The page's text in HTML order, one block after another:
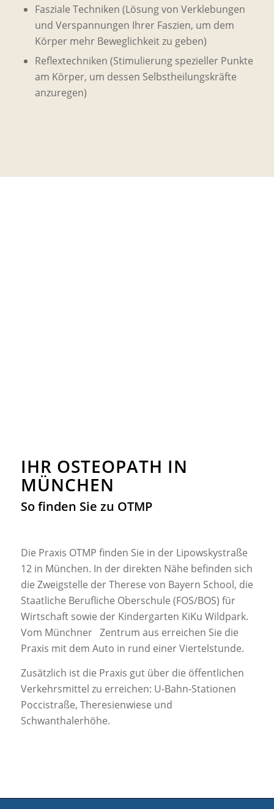
Fasziale Techniken (Lösung von Verklebungen
und Verspannungen Ihrer Faszien, um dem
Körper mehr Beweglichkeit zu geben)
Reflextechniken (Stimulierung spezieller Punkte
am Körper, um dessen Selbstheilungskräfte
anzuregen)
IHR OSTEOPATH IN
MÜNCHEN
So finden Sie zu OTMP
Die Praxis OTMP finden Sie in der Lipowskystraße
12 in München. In der direkten Nähe befinden sich
die Zweigstelle der Therese von Bayern School, die
Staatliche Berufliche Oberschule (FOS/BOS) für
Wirtschaft sowie der Kindergarten KiKu Wildpark.
Vom Münchner Zentrum aus erreichen Sie die
Praxis mit dem Auto in rund einer Viertelstunde.
Zusätzlich ist die Praxis gut über die öffentlichen
Verkehrsmittel zu erreichen: U-Bahn-Stationen
Poccistraße, Theresienwiese und
Schwanthalerhöhe.